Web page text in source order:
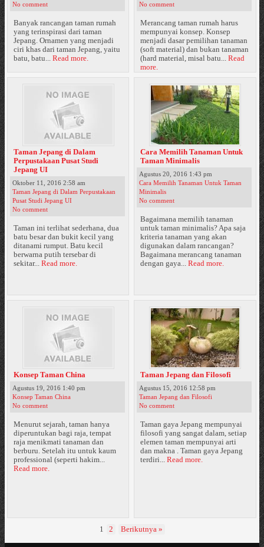
No comment
Banyak rancangan taman rumah
yang terinspirasi dari taman
Jepang. Ornamen yang menjadi
ciri khas dari taman Jepang, yaitu
batu, batu... Read more.
No comment
Merancang taman rumah harus
mempunyai konsep. Konsep
menjadi dasar pemilihan tanaman
(soft material) dan bukan tanaman
(hard material, misal batu...Read
more.
Taman Jepang di Dalam
Perpustakaan Pusat Studi
Jepang UI
Oktober 11, 2016 2:58 am
Taman Jepang di Dalam Perpustakaan
Pusat Studi Jepang UI
No comment
Taman ini terlihat sederhana, dua
batu besar dan bukit kecil yang
ditanami rumput. Batu kecil
berwarna putih tersebar di
sekitar... Read more.
Cara Memilih Tanaman Untuk
Taman Minimalis
Agustus 20, 2016 1:43 pm
Cara Memilih Tanaman Untuk Taman
Minimalis
No comment
Bagaimana memilih tanaman
untuk taman minimalis? Apa saja
kriteria tanaman yang akan
digunakan dalam rancangan?
Bagaimana merancang tanaman
dengan gaya...Read more.
Konsep Taman China
Agustus 19, 2016 1:40 pm
Konsep Taman China
No comment
Menurut sejarah, taman hanya
diperuntukan bagi raja, tempat
raja menikmati tanaman dan
berburu. Setelah itu untuk kaum
professional (seperti hakim...
Read more.
Taman Jepang dan Filosofi
Agustus 15, 2016 12:58 pm
Taman Jepang dan Filosofi
No comment
Taman gaya Jepang mempunyai
filosofi yang sangat dalam, setiap
elemen taman mempunyai arti
dan makna . Taman gaya Jepang
terdiri...Read more.
1 2 Berikutnya »